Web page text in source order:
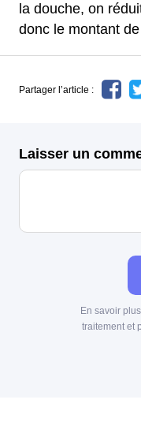
la douche, on
donc le montant
Partager l’article :
Laisser un
En savoir
traitement et